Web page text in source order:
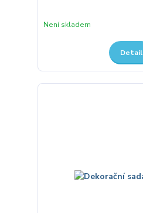
Není skladem
Detail